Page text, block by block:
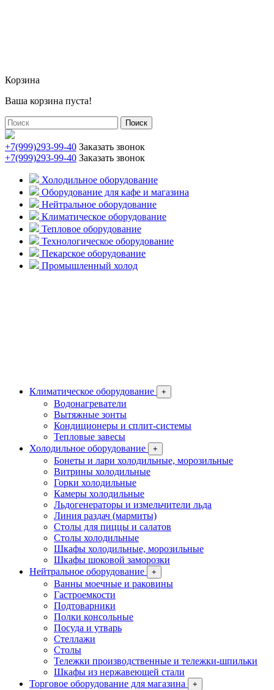
Корзина
Ваша корзина пуста!
Поиск
+7(999)293-99-40 Заказать звонок
+7(999)293-99-40 Заказать звонок
Холодильное оборудование
Оборудование для кафе и магазина
Нейтральное оборудование
Климатическое оборудование
Тепловое оборудование
Технологическое оборудование
Пекарское оборудование
Промышленный холод
Климатическое оборудование +
Водонагреватели
Вытяжные зонты
Кондиционеры и сплит-системы
Тепловые завесы
Холодильное оборудование
+
Бонеты и лари холодильные, морозильные
Витрины холодильные
Горки холодильные
Камеры холодильные
Льдогенераторы и измельчители льда
Линия раздач (мармиты)
Столы для пиццы и салатов
Столы холодильные
Шкафы холодильные, морозильные
Шкафы шоковой заморозки
Нейтральное оборудование
+
Ванны моечные и раковины
Гастроемкости
Подтоварники
Полки консольные
Посуда и утварь
Стеллажи
Столы
Тележки производственные и тележки-шпильки
Шкафы из нержавеющей стали
Торговое оборудование для магазина
+